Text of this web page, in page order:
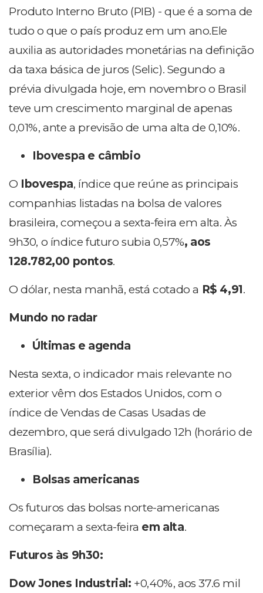
Produto Interno Bruto (PIB) - que é a soma de
tudo o que o país produz em um ano.Ele
auxilia as autoridades monetárias na definição
da taxa básica de juros (Selic). Segundo a
prévia divulgada hoje, em novembro o Brasil
teve um crescimento marginal de apenas
0,01%, ante a previsão de uma alta de 0,10%.
Ibovespa e câmbio
O Ibovespa, índice que reúne as principais
companhias listadas na bolsa de valores
brasileira, começou a sexta-feira em alta. Às
9h30, o índice futuro subia 0,57%, aos
128.782,00 pontos.
O dólar, nesta manhã, está cotado a R$ 4,91.
Mundo no radar
Últimas e agenda
Nesta sexta, o indicador mais relevante no
exterior vêm dos Estados Unidos, com o
índice de Vendas de Casas Usadas de
dezembro, que será divulgado 12h (horário de
Brasília).
Bolsas americanas
Os futuros das bolsas norte-americanas
começaram a sexta-feira em alta.
Futuros às 9h30:
Dow Jones Industrial: +0,40%, aos 37.6 mil